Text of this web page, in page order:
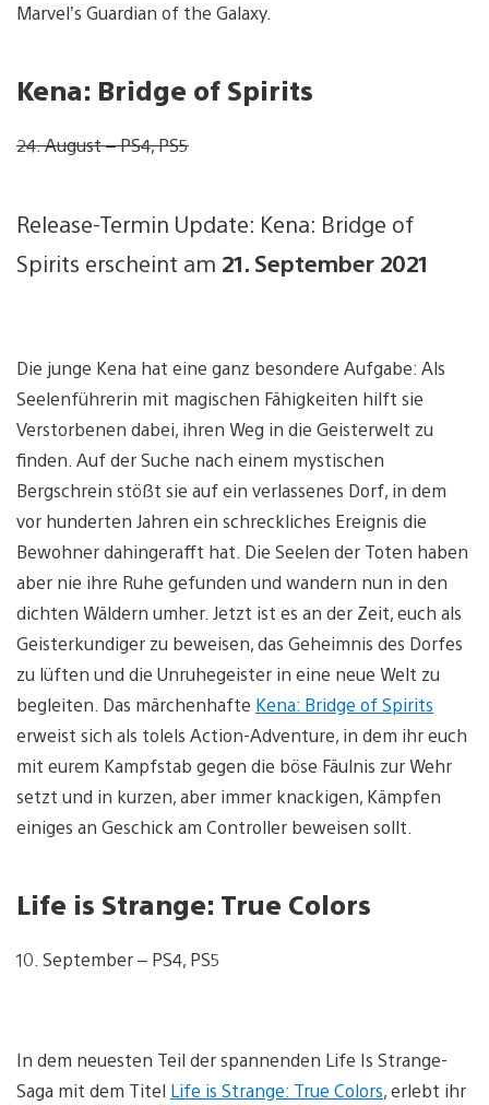
Marvel’s Guardian of the Galaxy.
Kena: Bridge of Spirits
24. August – PS4, PS5
Release-Termin Update: Kena: Bridge of
Spirits erscheint am 21. September 2021
Die junge Kena hat eine ganz besondere Aufgabe: Als
Seelenführerin mit magischen Fähigkeiten hilft sie
Verstorbenen dabei, ihren Weg in die Geisterwelt zu
finden. Auf der Suche nach einem mystischen
Bergschrein stößt sie auf ein verlassenes Dorf, in dem
vor hunderten Jahren ein schreckliches Ereignis die
Bewohner dahingerafft hat. Die Seelen der Toten haben
aber nie ihre Ruhe gefunden und wandern nun in den
dichten Wäldern umher. Jetzt ist es an der Zeit, euch als
Geisterkundiger zu beweisen, das Geheimnis des Dorfes
zu lüften und die Unruhegeister in eine neue Welt zu
begleiten. Das märchenhafte Kena: Bridge of Spirits
erweist sich als tolels Action-Adventure, in dem ihr euch
mit eurem Kampfstab gegen die böse Fäulnis zur Wehr
setzt und in kurzen, aber immer knackigen, Kämpfen
einiges an Geschick am Controller beweisen sollt.
Life is Strange: True Colors
10. September – PS4, PS5
In dem neuesten Teil der spannenden Life Is Strange-
Saga mit dem Titel Life is Strange: True Colors, erlebt ihr